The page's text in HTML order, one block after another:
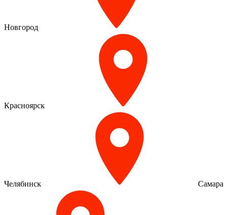
Новгород
Красноярск
Челябинск Самара